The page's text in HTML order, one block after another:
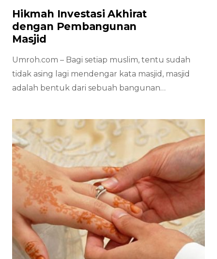
Hikmah Investasi Akhirat
dengan Pembangunan
Masjid
Umroh.com – Bagi setiap muslim, tentu sudah
tidak asing lagi mendengar kata masjid, masjid
adalah bentuk dari sebuah bangunan…